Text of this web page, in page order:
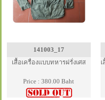
141003_17
เสื้อเครื่องแบบทหารฝรั่งเศส
Price : 380.00 Baht